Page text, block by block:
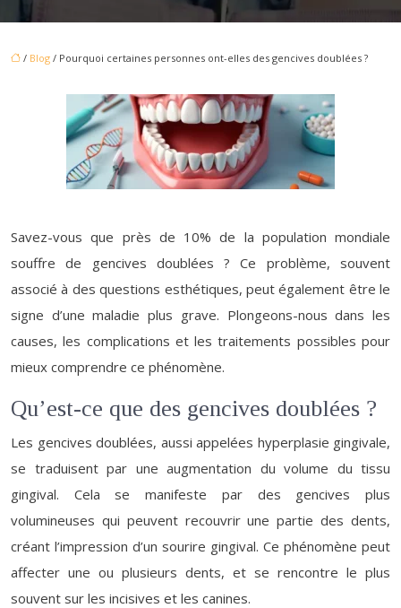
/ Blog / Pourquoi certaines personnes ont-elles des gencives doublées ?
Savez-vous que près de 10% de la population mondiale
souffre de gencives doublées ? Ce problème, souvent
associé à des questions esthétiques, peut également être le
signe d’une maladie plus grave. Plongeons-nous dans les
causes, les complications et les traitements possibles pour
mieux comprendre ce phénomène.
Qu’est-ce que des gencives doublées ?
Les gencives doublées, aussi appelées hyperplasie gingivale,
se traduisent par une augmentation du volume du tissu
gingival. Cela se manifeste par des gencives plus
volumineuses qui peuvent recouvrir une partie des dents,
créant l’impression d’un sourire gingival. Ce phénomène peut
affecter une ou plusieurs dents, et se rencontre le plus
souvent sur les incisives et les canines.